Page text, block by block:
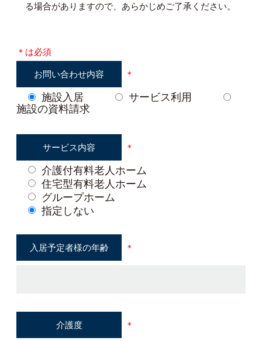
る場合がありますので、あらかじめご了承ください。
＊は必須
お問い合わせ内容 ＊
施設入居
サービス利用
施設の資料請求
サービス内容 ＊
介護付有料老人ホーム
住宅型有料老人ホーム
グループホーム
指定しない
入居予定者様の年齢 ＊
介護度 ＊